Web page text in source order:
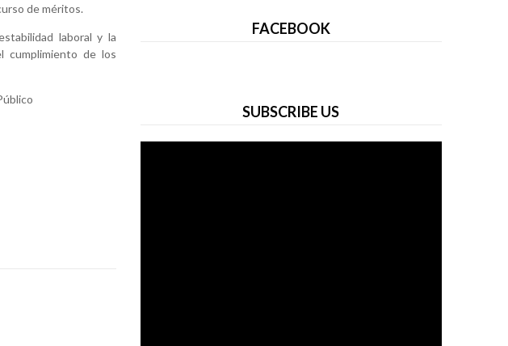
de méritos.
laboral y la
cumplimiento de los
FACEBOOK
SUBSCRIBE US